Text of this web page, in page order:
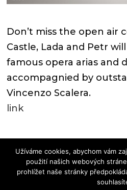
Don’t miss the open air
Castle, Lada and Petr
famous opera arias and
accompagnied by
Vincenzo Scalera.
link
© 2024 Lada Bočková –
by Kobra Design 2024
Užíváme cookies, abychom vám
použití našich webových
prohlížet naše stránky